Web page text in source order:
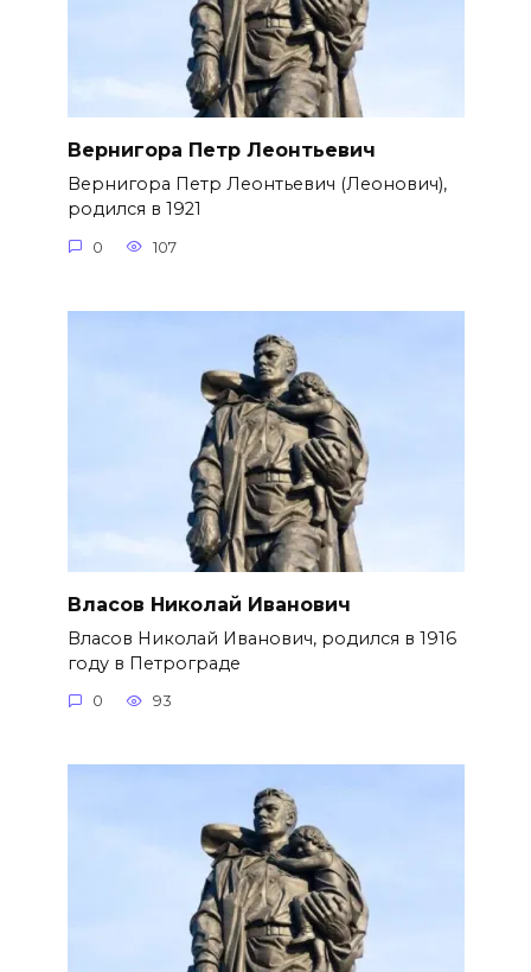
Вернигора Петр Леонтьевич
Вернигора Петр Леонтьевич (Леонович),
родился в 1921
0 107
Власов Николай Иванович
Власов Николай Иванович, родился в 1916
году в Петрограде
0 93